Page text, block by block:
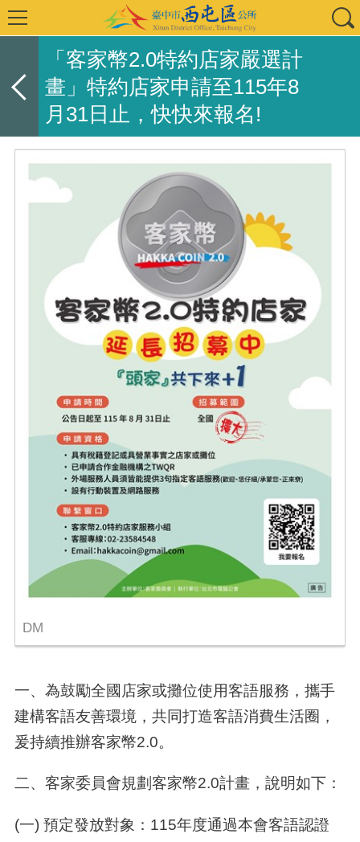
「客家幣2.0特約店家嚴選計
畫」特約店家申請至115年8
月31日止，快快來報名!
DM
一、為鼓勵全國店家或攤位使用客語服務，攜手
建構客語友善環境，共同打造客語消費生活圈，
爰持續推辦客家幣2.0。
二、客家委員會規劃客家幣2.0計畫，說明如下：
(一) 預定發放對象： 115年度通過本會客語認證